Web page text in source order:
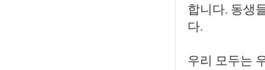
합니다. 동생
다.
우리 모두는